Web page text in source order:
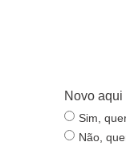
Novo
Sim,
Não,